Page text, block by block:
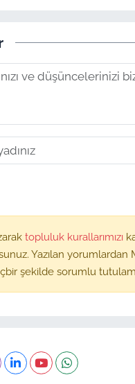
topluluk kurallarımızı
Yazılan yorumlardan
şekilde sorumlu